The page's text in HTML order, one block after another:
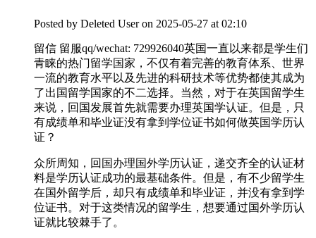
Posted by Deleted User on 2025-05-27 at 02:10
留信 留服qq/wechat: 729926040英国一直以来都是学生们
青睐的热门留学国家，不仅有着完善的教育体系、世界
一流的教育水平以及先进的科研技术等优势都使其成为
了出国留学国家的不二选择。当然，对于在英国留学生
来说，回国发展首先就需要办理英国学认证。但是，只
有成绩单和毕业证没有拿到学位证书如何做英国学历认
证？
众所周知，回国办理国外学历认证，递交齐全的认证材
料是学历认证成功的最基础条件。但是，有不少留学生
在国外留学后，却只有成绩单和毕业证，并没有拿到学
位证书。对于这类情况的留学生，想要通过国外学历认
证就比较棘手了。